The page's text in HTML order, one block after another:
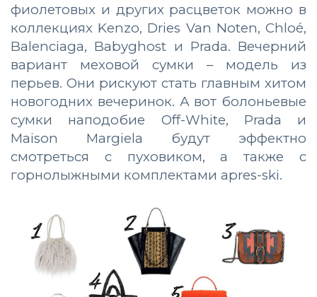
фиолетовых и других расцветок можно в
коллекциях Kenzo, Dries Van Noten, Chloé,
Balenciaga, Babyghost и Prada. Вечерний
вариант меховой сумки – модель из
перьев. Они рискуют стать главным хитом
новогодних вечеринок. А вот болоньевые
сумки наподобие Off-White, Prada и
Maison Margiela будут эффектно
смотреться с пуховиком, а также с
горнолыжными комплектами apres-ski.